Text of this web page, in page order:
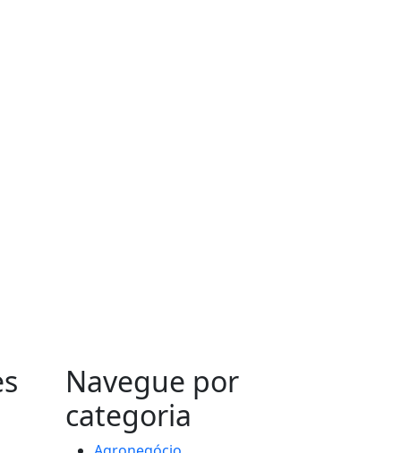
MAIS VISTOS
Navegue por
categoria